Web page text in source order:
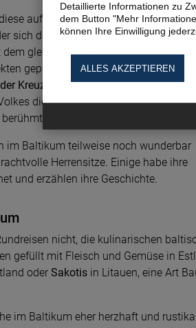
auf Rundreisen dann bspw. mit
sich durch ausgeprägte Wälder
dem gleichnamigen prachtvollen
geplant wurde wie der Winterpalast
Kreuze
, der auch als Symbol für die
dient, die gotische Wasserburg
Ännchen von Tharau
im Baltikum teilweise noch wunderbar
Herrensitze. Einige habe ihre
und erzählen ihre Geschichte.
nicht, die kulinarischen
gefüllt mit Fleisch und Gemüse in
oder Sakotis in Litauen, eine Art
im Baltikum eher herzhaft und
Detaillierte Informationen zu
dem Button "Mehr
können Ihre Einwilligung
ALLES AKZEPTIEREN